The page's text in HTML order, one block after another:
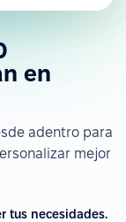
en
adentro para
mejor
tus necesidades.